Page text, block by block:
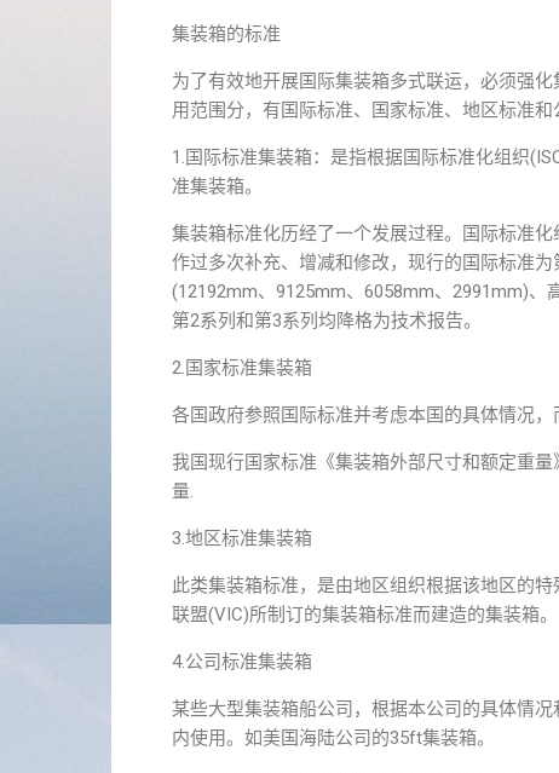
集装箱的标准
为了有效地开展国际集装箱多式联运，必须强
用范围分，有国际标准、国家标准、地区标准和
1.国际标准集装箱：是指根据国际标准化组织
准集装箱。
集装箱标准化历经了一个发展过程。国际标准
作过多次补充、增减和修改，现行的国际标准
(12192mm、9125mm、6058mm、2991mm)、
第2系列和第3系列均降格为技术报告。
2.国家标准集装箱
各国政府参照国际标准并考虑本国的具体情况，
我国现行国家标准《集装箱外部尺寸和额定重
量.
3.地区标准集装箱
此类集装箱标准，是由地区组织根据该地区的
联盟(VIC)所制订的集装箱标准而建造的集装箱。
4.公司标准集装箱
某些大型集装箱船公司，根据本公司的具体情
内使用。如美国海陆公司的35ft集装箱。